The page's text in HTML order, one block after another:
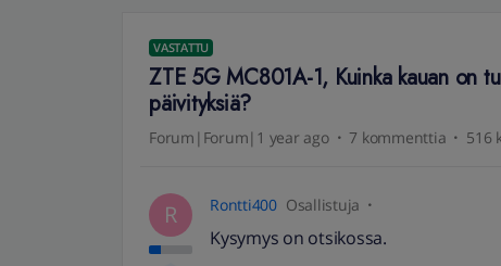
VASTATTU
ZTE 5G MC801A-1, Kuinka kauan on
päivityksiä?
Forum|Forum|1 year ago 7 kommenttia 516
R Rontti400 Osallistuja
Kysymys on otsikossa.